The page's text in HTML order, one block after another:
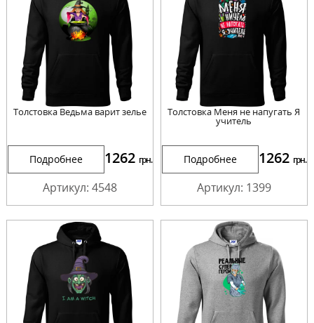
Толстовка Ведьма варит зелье
Подробнее 1262 грн.
Артикул: 4548
Толстовка Меня не напугать Я
учитель
Подробнее 1262 грн.
Артикул: 1399